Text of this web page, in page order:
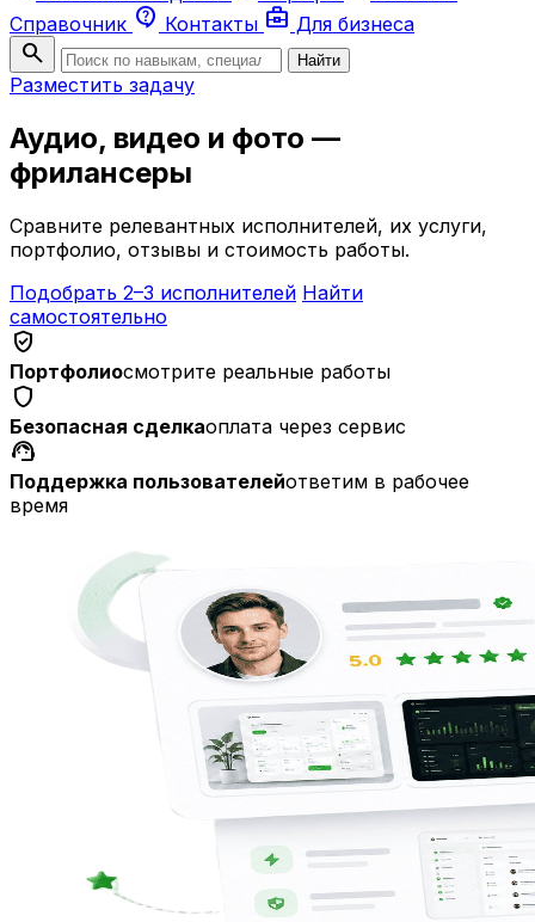
Справочник contact_support Контакты business_center Для бизнеса
search Найти
Разместить задачу
Аудио, видео и фото —
фрилансеры
Сравните релевантных исполнителей, их услуги,
портфолио, отзывы и стоимость работы.
Подобрать 2–3 исполнителей Найти
самостоятельно
verified_user
Портфолиосмотрите реальные работы
shield
Безопасная сделкаоплата через сервис
support_agent
Поддержка пользователейответим в рабочее
время